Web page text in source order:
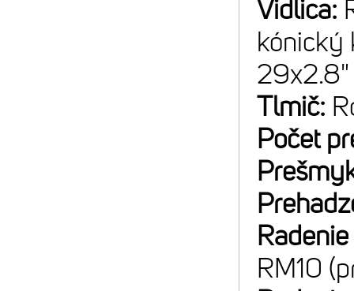
Vidlica:
kónický
29x2.8"
Tlmič:
Počet
RM10